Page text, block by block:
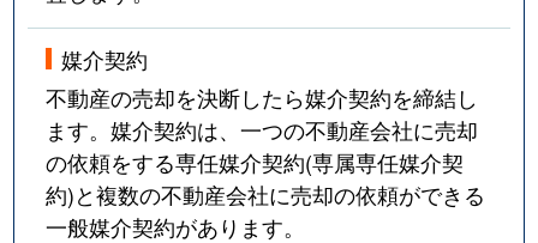
媒介契約
不動産の売却を決断したら媒介契約を締結し
ます。媒介契約は、一つの不動産会社に売却
の依頼をする専任媒介契約(専属専任媒介契
約)と複数の不動産会社に売却の依頼ができる
一般媒介契約があります。